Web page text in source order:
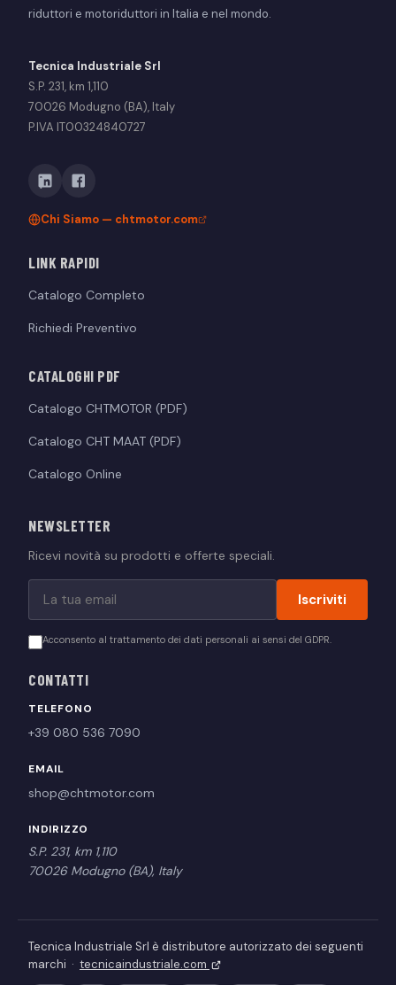
riduttori e motoriduttori in Italia e nel mondo.
Tecnica Industriale Srl
S.P. 231, km 1,110
70026 Modugno (BA), Italy
P.IVA IT00324840727
Chi Siamo — chtmotor.com
LINK RAPIDI
Catalogo Completo
Richiedi Preventivo
CATALOGHI PDF
Catalogo CHTMOTOR (PDF)
Catalogo CHT MAAT (PDF)
Catalogo Online
NEWSLETTER
Ricevi novità su prodotti e offerte speciali.
Iscriviti
Acconsento al trattamento dei dati personali ai sensi del GDPR.
CONTATTI
TELEFONO
+39 080 536 7090
EMAIL
shop@chtmotor.com
INDIRIZZO
S.P. 231, km 1,110
70026 Modugno (BA), Italy
Tecnica Industriale Srl è distributore autorizzato dei seguenti
marchi · tecnicaindustriale.com